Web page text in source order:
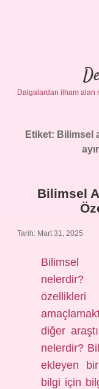
Dalgalardan ilham alan
Etiket: Bilimsel
Bilimsel
Tarih: Mart 31, 2025
Bilimsel
nelerdir?
diğer
nelerdir?
ekleyen
bilgi için